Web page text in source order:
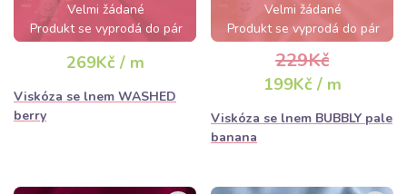
Velmi žádané
Produkt se vyprodá do pár
hodin
269Kč / m
Viskóza se lnem WASHED
berry
Velmi žádané
Produkt se vyprodá do pár
hodin
229Kč
199Kč / m
Viskóza se lnem BUBBLY pale
banana